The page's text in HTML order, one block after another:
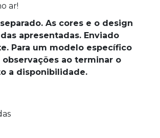
ar!
As cores e o design
apresentadas. Enviado
Para um modelo especí­fico
ao terminar o
a disponibilidade.